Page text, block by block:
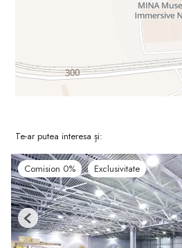
Te-ar putea interesa și:
Comision 0% Exclusivitate
Previous